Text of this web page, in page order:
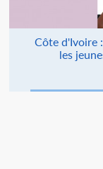
Côte d'Ivoire
les